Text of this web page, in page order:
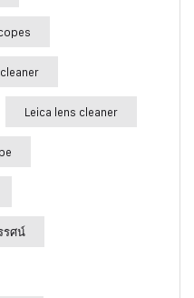
Leica lens cleaner
รศน์